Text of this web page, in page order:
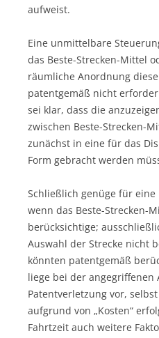
aufweist.
Eine unmittelbare
das Beste-Strecken-Mittel
räumliche Anordnung
patentgemäß nicht
sei klar, dass die
zwischen Beste-Strecken-
zunächst in eine für das
Form gebracht werden
Schließlich genüge für
wenn das Beste-Strecken-
berücksichtige;
Auswahl der Strecke nicht
könnten patentgemäß
liege bei der
Patentverletzung vor,
aufgrund von „Kosten“
Fahrtzeit auch weitere